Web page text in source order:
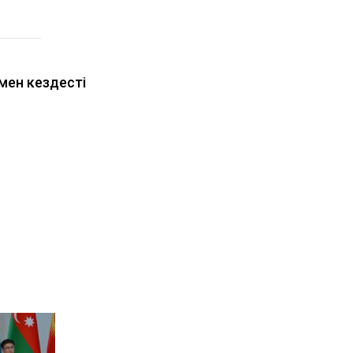
кездесті